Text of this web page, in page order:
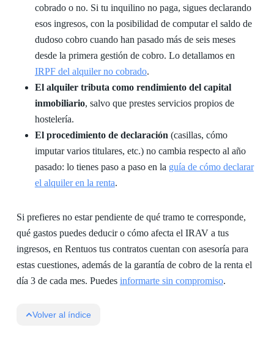
cobrado o no. Si tu inquilino no paga, sigues declarando
esos ingresos, con la posibilidad de computar el saldo de
dudoso cobro cuando han pasado más de seis meses
desde la primera gestión de cobro. Lo detallamos en
IRPF del alquiler no cobrado.
El alquiler tributa como rendimiento del capital
inmobiliario, salvo que prestes servicios propios de
hostelería.
El procedimiento de declaración (casillas, cómo
imputar varios titulares, etc.) no cambia respecto al año
pasado: lo tienes paso a paso en la guía de cómo declarar
el alquiler en la renta.
Si prefieres no estar pendiente de qué tramo te corresponde,
qué gastos puedes deducir o cómo afecta el IRAV a tus
ingresos, en Rentuos tus contratos cuentan con asesoría para
estas cuestiones, además de la garantía de cobro de la renta el
día 3 de cada mes. Puedes informarte sin compromiso.
Volver al índice